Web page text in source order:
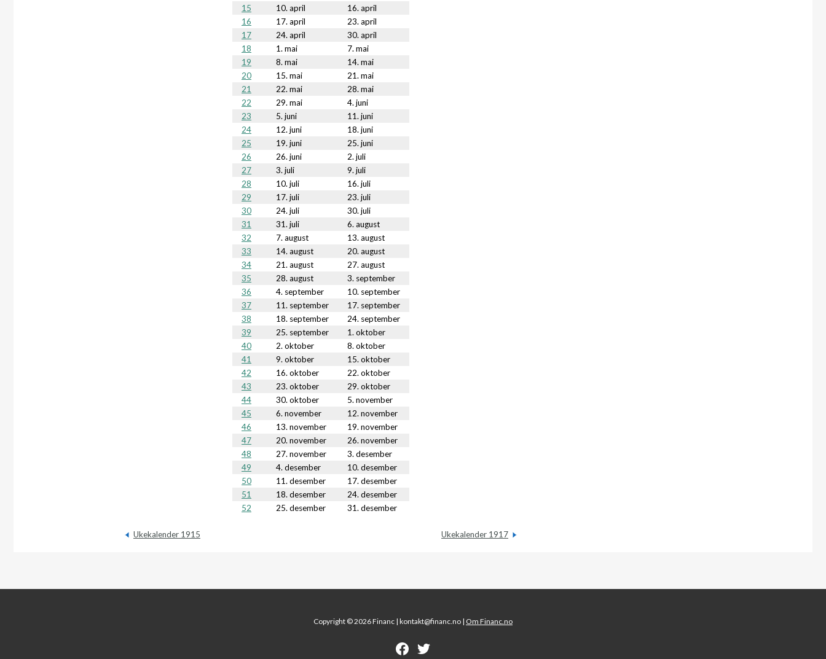
15
10. april
16. april
16
17. april
23. april
17
24. april
30. april
18
1. mai
7. mai
19
8. mai
14. mai
20
15. mai
21. mai
21
22. mai
28. mai
22
29. mai
4. juni
23
5. juni
11. juni
24
12. juni
18. juni
25
19. juni
25. juni
26
26. juni
2. juli
27
3. juli
9. juli
28
10. juli
16. juli
29
17. juli
23. juli
30
24. juli
30. juli
31
31. juli
6. august
32
7. august
13. august
33
14. august
20. august
34
21. august
27. august
35
28. august
3. september
36
4. september
10. september
37
11. september
17. september
38
18. september
24. september
39
25. september
1. oktober
40
2. oktober
8. oktober
41
9. oktober
15. oktober
42
16. oktober
22. oktober
43
23. oktober
29. oktober
44
30. oktober
5. november
45
6. november
12. november
46
13. november
19. november
47
20. november
26. november
48
27. november
3. desember
49
4. desember
10. desember
50
11. desember
17. desember
51
18. desember
24. desember
52
25. desember 31. desember
Ukekalender 1915 Ukekalender 1917
Copyright © 2026 Financ | kontakt@financ.no | Om Financ.no